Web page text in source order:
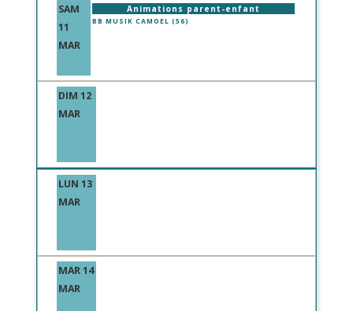
SAM
11
MAR
Animations parent-enfant
BB MUSIK CAMOEL (56)
DIM 12
MAR
LUN 13
MAR
MAR 14
MAR